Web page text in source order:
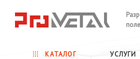
КАТАЛОГ УСЛУГИ